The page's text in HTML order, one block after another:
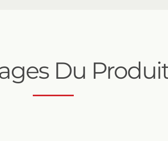
SAF 6000
Du